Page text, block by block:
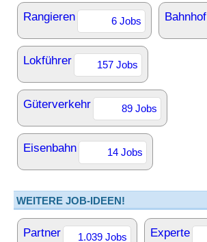
Rangieren 6 Jobs Bahnhof
Lokführer 157 Jobs
Güterverkehr 89 Jobs
Eisenbahn 14 Jobs
WEITERE JOB-IDEEN!
Partner 1.039 Jobs Experte